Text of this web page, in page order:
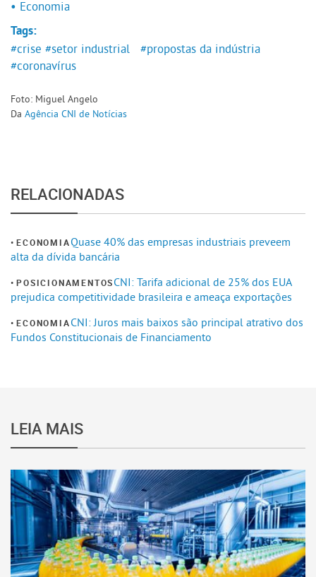
• Economia
Tags:
#crise #setor industrial
#propostas da indústria
#coronavírus
Foto: Miguel Angelo
Da Agência CNI de Notícias
RELACIONADAS
ECONOMIAQuase 40% das empresas industriais preveem
alta da dívida bancária
POSICIONAMENTOSCNI: Tarifa adicional de 25% dos EUA
prejudica competitividade brasileira e ameaça exportações
ECONOMIACNI: Juros mais baixos são principal atrativo dos
Fundos Constitucionais de Financiamento
LEIA MAIS